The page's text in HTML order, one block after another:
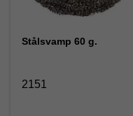
Stålsvamp 60 g.
2151